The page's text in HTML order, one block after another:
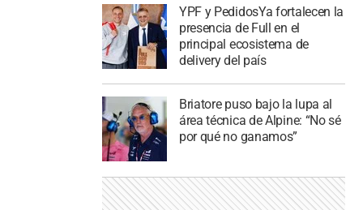
YPF y PedidosYa fortalecen la
presencia de Full en el
principal ecosistema de
delivery del país
Briatore puso bajo la lupa al
área técnica de Alpine: “No sé
por qué no ganamos”